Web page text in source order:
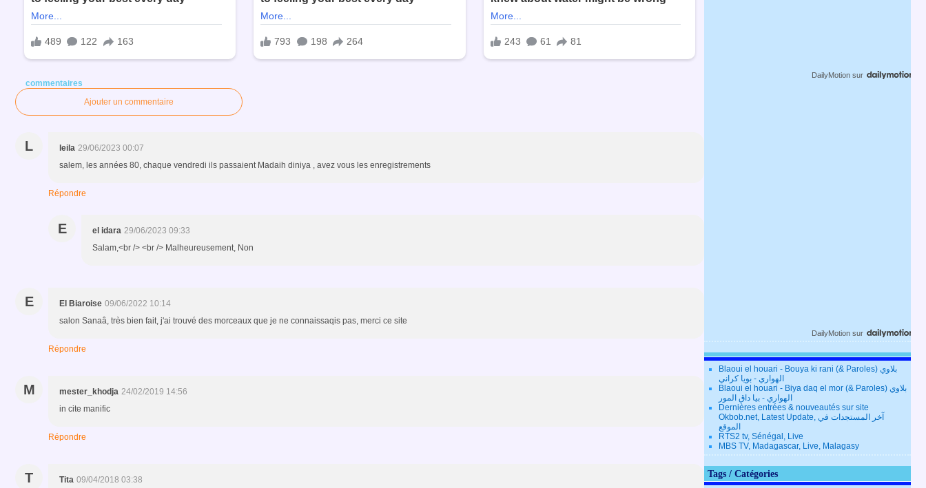
commentaires
Ajouter un commentaire
L leila 29/06/2023 00:07
salem, les années 80, chaque vendredi ils passaient Madaih diniya , avez vous les enregistrements
Répondre
E el idara 29/06/2023 09:33
Salam,<br /> <br /> Malheureusement, Non
E El Biaroise 09/06/2022 10:14
salon Sanaâ, très bien fait, j'ai trouvé des morceaux que je ne connaissaqis pas, merci ce site
Répondre
M mester_khodja 24/02/2019 14:56
in cite manific
Répondre
T Tita 09/04/2018 03:38
DailyMotion sur
DailyMotion sur
Blaoui el houari - Bouya ki rani (& Paroles) بلاوي
الهواري - بويا كراني
Blaoui el houari - Biya daq el mor (& Paroles) بلاوي
الهواري - بيا داق المور
Dernières entrées & nouveautés sur site
Okbob.net, Latest Update, آخر المستجدات في
الموقع
RTS2 tv, Sénégal, Live
MBS TV, Madagascar, Live, Malagasy
Tags / Catégories